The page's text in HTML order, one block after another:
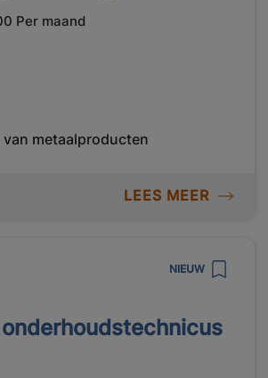
Per maand
van metaalproducten
LEES MEER
NIEUW